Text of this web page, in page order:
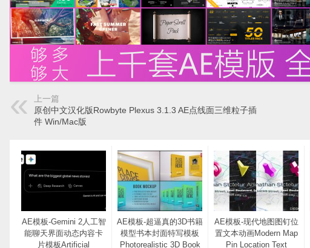
上一篇
原创中文汉化版Rowbyte Plexus 3.1.3 AE点线面三维粒子插
件 Win/Mac版
AE模板-Gemini 2人工智
能聊天界面动态内容卡
片模板Artificial
AE模板-超逼真的3D书籍
模型书本封面特写模板
Photorealistic 3D Book
AE模板-现代地图图钉位
置文本动画Modern Map
Pin Location Text